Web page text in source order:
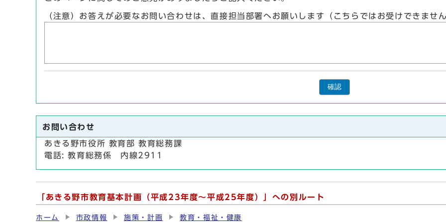
（注意）お答えが必要なお問い合わせは、直接担当部署へお願いします（こちらではお受けできませ
確認
お問い合わせ
あきる野市役所 教育部 教育総務課
電話: 教育総務係 内線2911
「あきる野市教育基本計画（平成23年度～平成25年度）」への別ルート
ホーム 市政情報 施策・計画 教育・福祉・健康